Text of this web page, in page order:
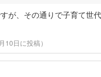
が、その通りで子育て世
10日に投稿）